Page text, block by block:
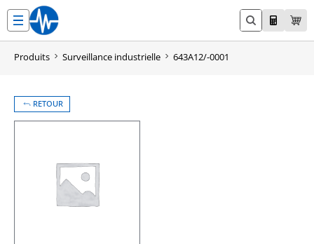
contenu
Produits Surveillance industrielle 643A12/-0001
RETOUR